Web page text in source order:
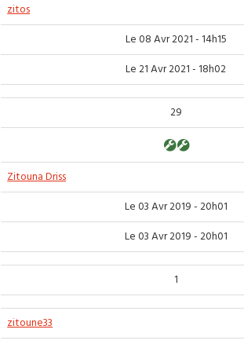
zitos
Le 08 Avr 2021 - 14h15
Le 21 Avr 2021 - 18h02
29
Zitouna Driss
Le 03 Avr 2019 - 20h01
Le 03 Avr 2019 - 20h01
1
zitoune33